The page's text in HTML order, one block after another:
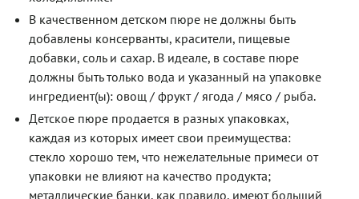
В качественном детском пюре не должны быть
добавлены консерванты, красители, пищевые
добавки, соль и сахар. В идеале, в составе пюре
должны быть только вода и указанный на упаковке
ингредиент(ы): овощ / фрукт / ягода / мясо / рыба.
Детское пюре продается в разных упаковках,
каждая из которых имеет свои преимущества:
стекло хорошо тем, что нежелательные примеси от
упаковки не влияют на качество продукта;
металлические банки, как правило, имеют больший